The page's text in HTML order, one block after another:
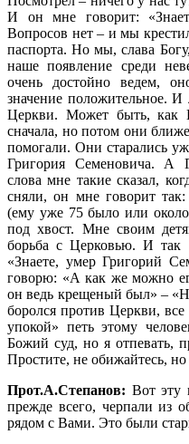
И он мне говорит:
Вопросов нет – и мы
паспорта. Но мы, слава
наше появление среди
очень достойно ведем,
значение положительное.
Церкви. Может быть, как
сначала, но потом они
помогали. Они старались
Григория Семеновича. А
слова мне такие сказал,
сняли, он мне говорит
(ему уже 75 было или
под хвост. Мне своим
борьба с Церковью. И
«Знаете, умер Григорий
говорю: «А как же можно
он ведь крещеный был» –
боролся против Церкви,
упокой» петь этому
Божий суд, но я отпевать,
Простите, не обижайтесь, но
Прот.А.Степанов: Вот эту
прежде всего, черпали из
рядом с Вами. Это были